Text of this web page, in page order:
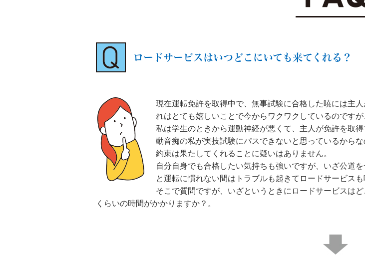
ロードサービスはいつどこにいても来てくれる？
現在運転免許を取得中で、無事試験に合格した暁には主
れはとても嬉しいことで今からワクワクしているのです
私は学生のときから運動神経が悪くて、主人が免許を取
動音痴の私が実技試験にパスできないと思っているから
約束は果たしてくれることに疑いはありません。
自分自身でも合格したい気持ちも強いですが、いざ公道
と運転に慣れない間はトラブルも起きてロードサービス
そこで質問ですが、いざというときにロードサービスは
くらいの時間がかかりますか？。